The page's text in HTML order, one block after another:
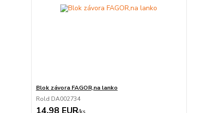
Blok závora FAGOR,na lanko
Rold DA002734
14,98 EUR/ks